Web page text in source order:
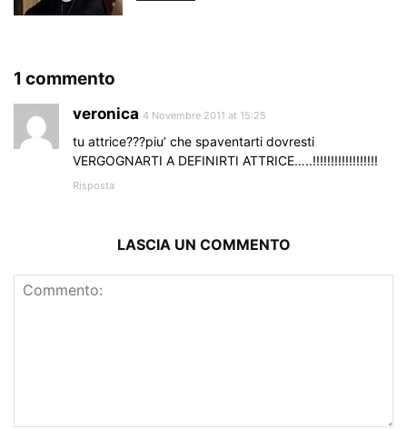
1 commento
veronica 4 Novembre 2011 at 15:25
tu attrice???piu’ che spaventarti dovresti
VERGOGNARTI A DEFINIRTI ATTRICE…..!!!!!!!!!!!!!!!!!!
Risposta
LASCIA UN COMMENTO